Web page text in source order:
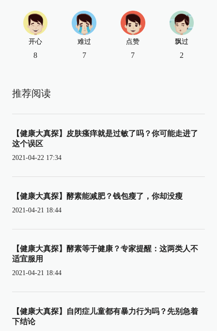
开心
8
难过
7
点赞
7
飘过
2
推荐阅读
【健康大真探】皮肤瘙痒就是过敏了吗？你可能走进了
这个误区
2021-04-22 17:34
【健康大真探】酵素能减肥？钱包瘦了，你却没瘦
2021-04-21 18:44
【健康大真探】酵素等于健康？专家提醒：这两类人不
适宜服用
2021-04-21 18:44
【健康大真探】自闭症儿童都有暴力行为吗？先别急着
下结论